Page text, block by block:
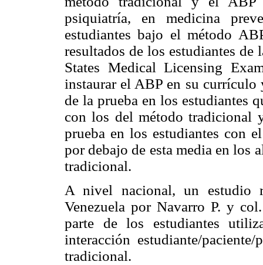
psiquiatría, en medicina
estudiantes bajo el método
resultados de los estudiantes
States Medical Licensing
instaurar el ABP en su currículo
de la prueba en los estudiantes
con los del método tradicional
prueba en los estudiantes con
por debajo de esta media en los
tradicional.
A nivel nacional, un estudio
Venezuela por Navarro P. y
parte de los estudiantes
interacción estudiante/
tradicional.